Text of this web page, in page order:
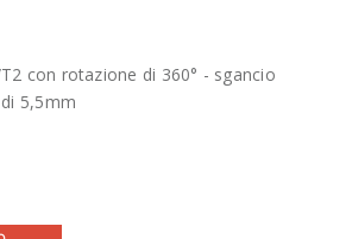
con rotazione di 360° - sgancio
5,5mm